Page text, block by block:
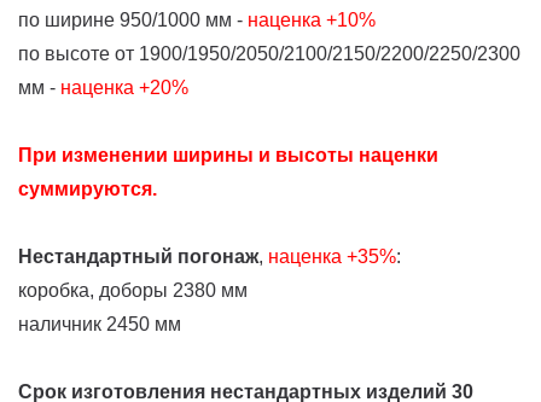
по ширине 950/1000 мм - наценка +10%
по высоте от 1900/1950/2050/2100/2150/2200/2250/2300
мм - наценка +20%
При изменении ширины и высоты наценки
суммируются.
Нестандартный погонаж, наценка +35%:
коробка, доборы 2380 мм
наличник 2450 мм
Срок изготовления нестандартных изделий 30